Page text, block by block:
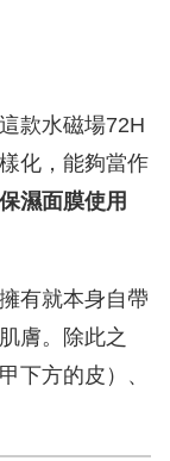
款水磁場72H
化，能夠當作
濕面膜使用
有就本身自帶
膚。除此之
下方的皮）、